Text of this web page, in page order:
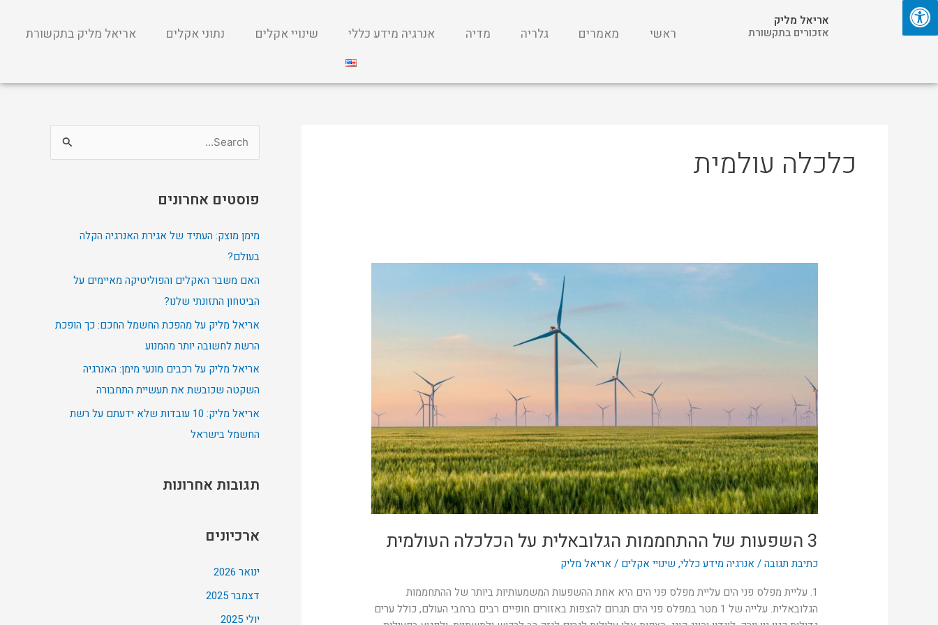
דילוג
לתוכן
אריאל מליק
אזכורים בתקשורת
ראשי מאמרים גלריה מדיה אנרגיה מידע כללי שינויי אקלים נתוני אקלים אריאל מליק בתקשורת
כלכלה עולמית
3 השפעות של ההתחממות הגלובאלית על הכלכלה העולמית
כתיבת תגובה/ אנרגיה מידע כללי, שינויי אקלים / אריאל מליק
1. עליית מפלס פני הים עליית מפלס פני הים היא אחת ההשפעות המשמעותיות ביותר של ההתחממות
הגלובאלית. עלייה של 1 מטר במפלס פני הים תגרום להצפות באזורים חופיים רבים ברחבי העולם, כולל ערים
העולמית
r
:
פוסטים אחרונים
מימן מוצק: העתיד של אגירת האנרגיה הקלה
בעולם?
האם משבר האקלים והפוליטיקה מאיימים על
הביטחון התזונתי שלנו?
אריאל מליק על מהפכת החשמל החכם: כך הופכת
הרשת לחשובה יותר מהמנוע
אריאל מליק על רכבים מונעי מימן: האנרגיה
השקטה שכובשת את תעשיית התחבורה
אריאל מליק: 10 עובדות שלא ידעתם על רשת
החשמל בישראל
תגובות אחרונות
ארכיונים
ינואר 2026
דצמבר 2025
יולי 2025